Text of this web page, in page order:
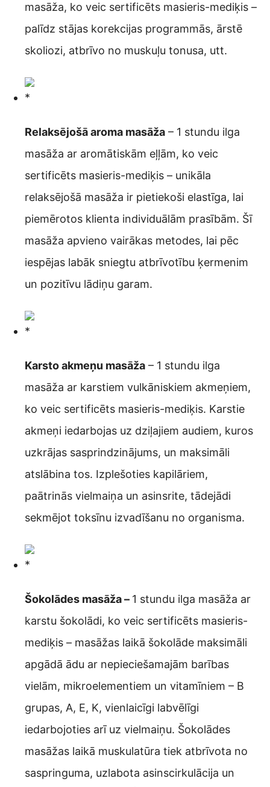
masāža, ko veic sertificēts masieris-mediķis –
palīdz stājas korekcijas programmās, ārstē
skoliozi, atbrīvo no muskuļu tonusa, utt.
Relaksējošā aroma masāža – 1 stundu ilga
masāža ar aromātiskām eļļām, ko veic
sertificēts masieris-mediķis – unikāla
relaksējošā masāža ir pietiekoši elastīga, lai
piemērotos klienta individuālām prasībām. Šī
masāža apvieno vairākas metodes, lai pēc
iespējas labāk sniegtu atbrīvotību ķermenim
un pozitīvu lādiņu garam.
Karsto akmeņu masāža – 1 stundu ilga
masāža ar karstiem vulkāniskiem akmeņiem,
ko veic sertificēts masieris-mediķis. Karstie
akmeņi iedarbojas uz dziļajiem audiem, kuros
uzkrājas sasprindzinājums, un maksimāli
atslābina tos. Izplešoties kapilāriem,
paātrinās vielmaiņa un asinsrite, tādejādi
sekmējot toksīnu izvadīšanu no organisma.
Šokolādes masāža – 1 stundu ilga masāža ar
karstu šokolādi, ko veic sertificēts masieris-
mediķis – masāžas laikā šokolāde maksimāli
apgādā ādu ar nepieciešamajām barības
vielām, mikroelementiem un vitamīniem – B
grupas, A, E, K, vienlaicīgi labvēlīgi
iedarbojoties arī uz vielmaiņu. Šokolādes
masāžas laikā muskulatūra tiek atbrīvota no
saspringuma, uzlabota asinscirkulācija un